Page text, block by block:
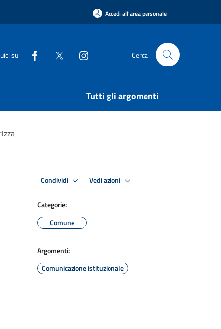
Accedi all'area personale
su Cerca
Tutti gli argomenti
Condividi Vedi azioni
Categorie:
Comune
Argomenti:
Comunicazione istituzionale